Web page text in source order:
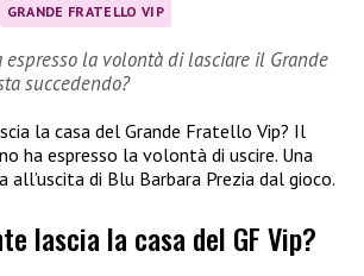
GRANDE FRATELLO VIP
la volontà di lasciare il Grande
succedendo?
la casa del Grande Fratello Vip? Il
ha espresso la volontà di uscire. Una
all’uscita di Blu Barbara Prezia dal gioco.
lascia la casa del GF Vip?